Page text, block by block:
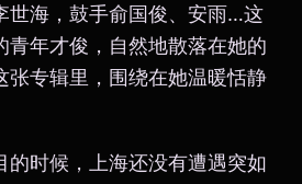
世海，鼓手俞国俊、安雨…这
青年才俊，自然地散落在她的
张专辑里，围绕在她温暖恬静
的时候，上海还没有遭遇突如